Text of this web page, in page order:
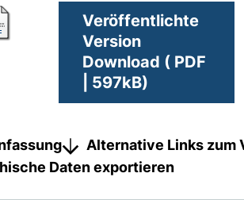
Veröffentlichte
Version
Download ( PDF
| 597kB)
Alternative Links zum
Daten exportieren